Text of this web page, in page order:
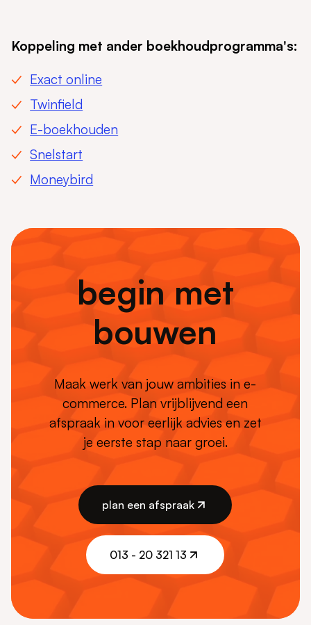
Koppeling met ander boekhoudprogramma's:
Exact online
Twinfield
E-boekhouden
Snelstart
Moneybird
begin met
bouwen
Maak werk van jouw ambities in e-
commerce. Plan vrijblijvend een
afspraak in voor eerlijk advies en zet
je eerste stap naar groei.
plan een afspraak
plan een afspraak
013 - 20 321 13
013 - 20 321 13